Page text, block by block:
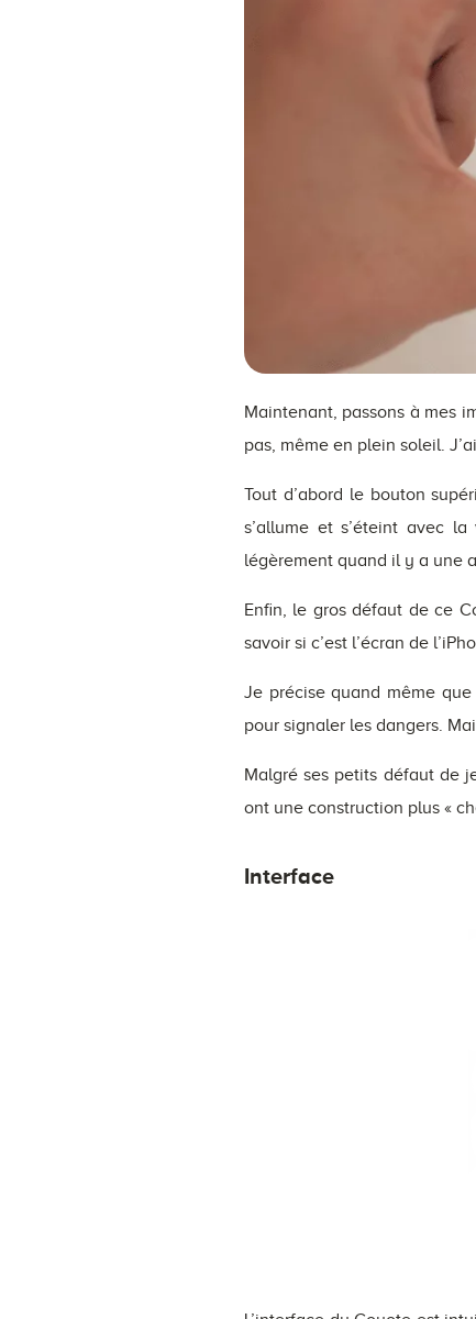
Maintenant, passons à mes
pas, même en plein soleil.
Tout d’abord le bouton
s’allume et s’éteint avec
légèrement quand il y a une
Enfin, le gros défaut de ce
savoir si c’est l’écran de
Je précise quand même
pour signaler les dangers.
Malgré ses petits défaut de
ont une construction plus «
Interface